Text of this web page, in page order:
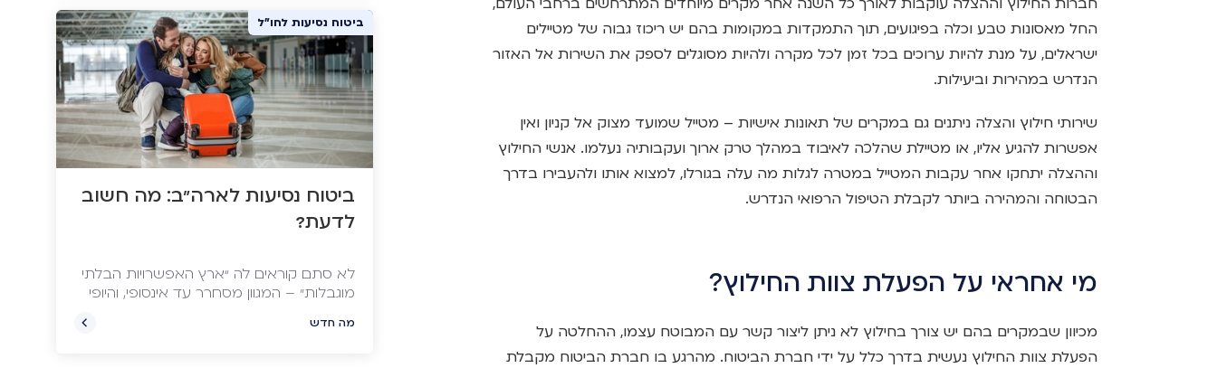
החל מאסונות טבע וכלה בפיגועים, תוך התמקדות במקומות בהם יש ריכוז גבוה של מטיילים
ישראלים, על מנת להיות ערוכים בכל זמן לכל מקרה ולהיות מסוגלים לספק את השירות אל האזור
הנדרש במהירות וביעילות.
שירותי חילוץ והצלה ניתנים גם במקרים של תאונות אישיות – מטייל שמועד מצוק אל קניון ואין
אפשרות להגיע אליו, או מטיילת שהלכה לאיבוד במהלך טרק ארוך ועקבותיה נעלמו. אנשי החילוץ
וההצלה יתחקו אחר עקבות המטייל במטרה לגלות מה עלה בגורלו, למצוא אותו ולהעבירו בדרך
הבטוחה והמהירה ביותר לקבלת הטיפול הרפואי הנדרש.
מי אחראי על הפעלת צוות החילוץ?
מכיוון שבמקרים בהם יש צורך בחילוץ לא ניתן ליצור קשר עם המבוטח עצמו, ההחלטה על
הפעלת צוות החילוץ נעשית בדרך כלל על ידי חברת הביטוח. מהרגע בו חברת הביטוח מקבלת
ביטוח נסיעות לחו"ל
ביטוח נסיעות לארה"ב: מה חשוב
לדעת?
לא סתם קוראים לה “ארץ האפשרויות הבלתי
מוגבלות” – המגוון מסחרר עד אינסופי, והיופי
איך דואגים לויזה, ומהו ביטוח הנסיעות
מה חדש